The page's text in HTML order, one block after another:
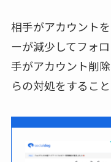
相手がアカウント
ーが減少してフォ
手がアカウント削
らの対処をするこ